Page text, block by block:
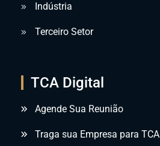
Indústria
Terceiro Setor
TCA Digital
Agende Sua Reunião
Traga sua Empresa para TCA